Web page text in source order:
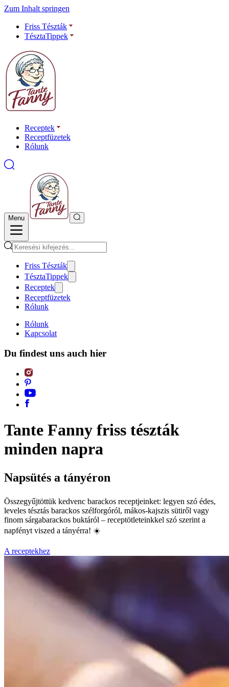
Zum Inhalt springen
Friss Tészták
TésztaTippek
Receptek
Receptfüzetek
Rólunk
Menu
Friss Tészták
TésztaTippek
Receptek
Receptfüzetek
Rólunk
Rólunk
Kapcsolat
Du findest uns auch hier
Tante Fanny friss tészták
minden napra
Napsütés a tányéron
Összegyűjtöttük kedvenc barackos receptjeinket: legyen szó édes,
leveles tésztás barackos szélforgóról, mákos-kajszis sütiről vagy
finom sárgabarackos buktáról – receptötleteinkkel szó szerint a
napfényt viszed a tányérra! ☀️
A receptekhez